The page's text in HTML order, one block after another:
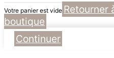
Votre panier est vide Retourner
boutique
Continuer